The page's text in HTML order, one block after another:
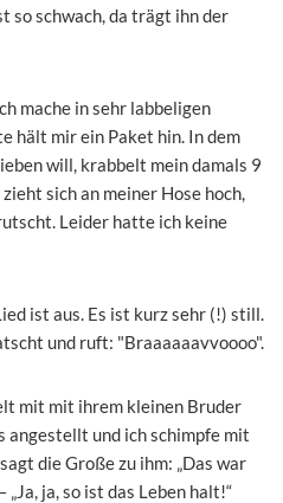
so schwach, da trägt ihn der
mache in sehr labbeligen
hält mir ein Paket hin. In dem
will, krabbelt mein damals 9
sich an meiner Hose hoch,
Leider hatte ich keine
ist aus. Es ist kurz sehr (!) still.
und ruft: "Braaaaaavvoooo".
mit mit ihrem kleinen Bruder
angestellt und ich schimpfe mit
die Große zu ihm: „Das war
„Ja, ja, so ist das Leben halt!“